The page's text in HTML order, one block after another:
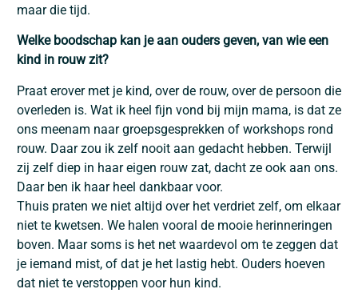
maar die tijd.
Welke boodschap kan je aan ouders geven, van wie een
kind in rouw zit?
Praat erover met je kind, over de rouw, over de persoon die
overleden is. Wat ik heel fijn vond bij mijn mama, is dat ze
ons meenam naar groepsgesprekken of workshops rond
rouw. Daar zou ik zelf nooit aan gedacht hebben. Terwijl
zij zelf diep in haar eigen rouw zat, dacht ze ook aan ons.
Daar ben ik haar heel dankbaar voor.
Thuis praten we niet altijd over het verdriet zelf, om elkaar
niet te kwetsen. We halen vooral de mooie herinneringen
boven. Maar soms is het net waardevol om te zeggen dat
je iemand mist, of dat je het lastig hebt. Ouders hoeven
dat niet te verstoppen voor hun kind.